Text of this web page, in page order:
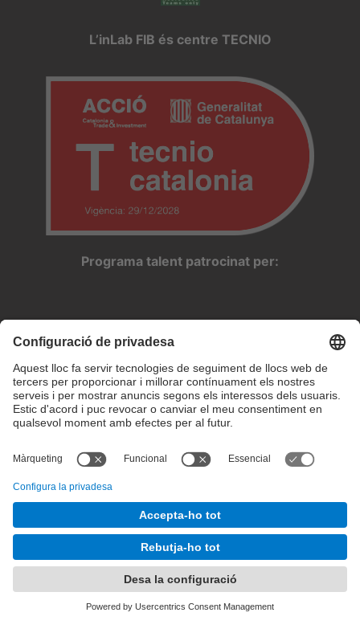
L’inLab FIB és centre TECNIO
Programa talent patrocinat per:
Configuració de privadesa
Condicions d’ús